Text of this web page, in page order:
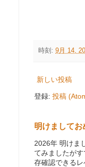
時刻: 9月 14,
新しい投稿
登録: 投稿
明けまして
2026年 明け
てみましたが
存確認できる